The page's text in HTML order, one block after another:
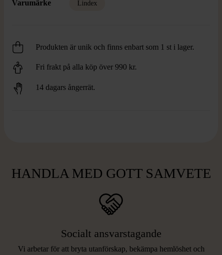
Varumärke Lindex
Produkten är unik och finns enbart som 1 st i lager.
Fri frakt på alla köp över 990 kr.
14 dagars ångerrät.
HANDLA MED GOTT SAMVETE
Socialt ansvarstagande
Vi arbetar för att bryta utanförskap, bekämpa hemlöshet och